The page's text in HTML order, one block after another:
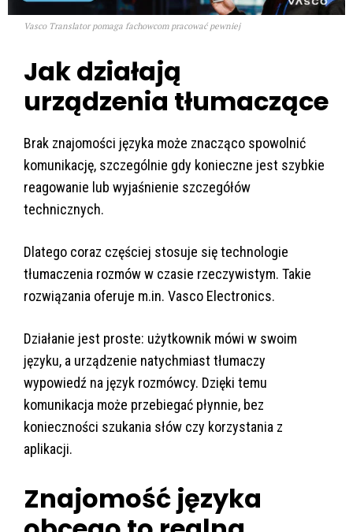
Vasco Translator pomaga fachowcom pracować pewniej
Jak działają
urządzenia tłumaczące
Brak znajomości języka może znacząco spowolnić
komunikację, szczególnie gdy konieczne jest szybkie
reagowanie lub wyjaśnienie szczegółów
technicznych.
Dlatego coraz częściej stosuje się technologie
tłumaczenia rozmów w czasie rzeczywistym. Takie
rozwiązania oferuje m.in. Vasco Electronics.
Działanie jest proste: użytkownik mówi w swoim
języku, a urządzenie natychmiast tłumaczy
wypowiedź na język rozmówcy. Dzięki temu
komunikacja może przebiegać płynnie, bez
konieczności szukania słów czy korzystania z
aplikacji.
Znajomość języka